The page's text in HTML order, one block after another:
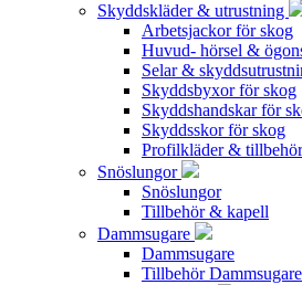
Skyddskläder & utrustning
Arbetsjackor för skog
Huvud- hörsel &
Selar &
Skyddsbyxor för skog
Skyddshandskar för
Skyddsskor för skog
Profilkläder & tillbehör
Snöslungor
Snöslungor
Tillbehör & kapell
Dammsugare
Dammsugare
Tillbehör Dammsugare